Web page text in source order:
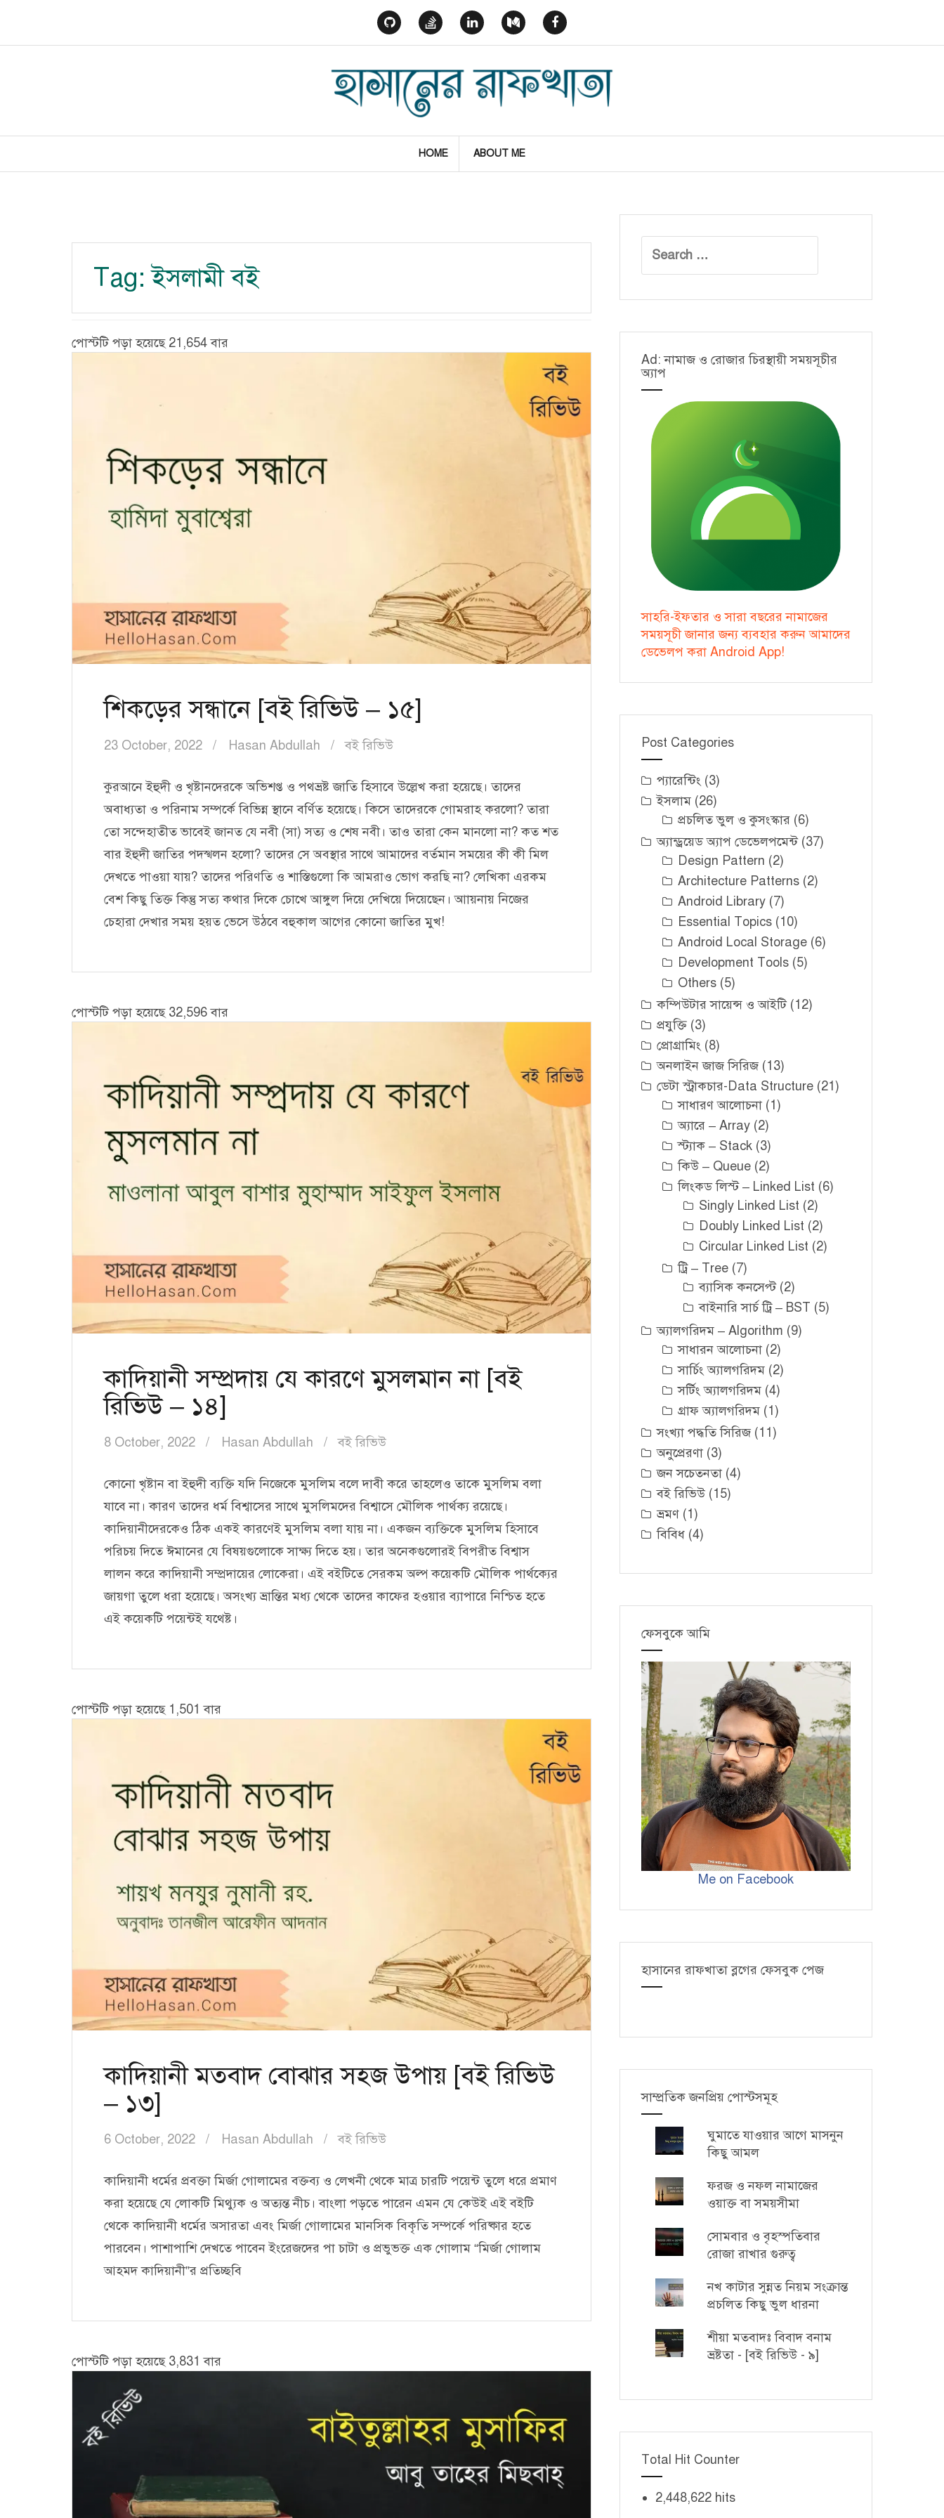
content
HOME ABOUT ME
Tag:ইসলামী বই
পোস্টটি পড়া হয়েছে 21,654 বার
শিকড়ের সন্ধানে [বই রিভিউ – ১৫]
23 October, 2022 Hasan Abdullah বই রিভিউ
কুরআনে ইহুদী ও খৃষ্টানদেরকে অভিশপ্ত ও পথভ্রষ্ট জাতি হিসাবে উল্লেখ করা হয়েছে। তাদের
অবাধ্যতা ও পরিনাম সম্পর্কে বিভিন্ন স্থানে বর্ণিত হয়েছে। কিসে তাদেরকে গোমরাহ করলো? তারা
তো সন্দেহাতীত ভাবেই জানত যে নবী (সা) সত্য ও শেষ নবী। তাও তারা কেন মানলো না? কত শত
বার ইহুদী জাতির পদস্খলন হলো? তাদের সে অবস্থার সাথে আমাদের বর্তমান সময়ের কী কী মিল
দেখতে পাওয়া যায়? তাদের পরিণতি ও শাস্তিগুলো কি আমরাও ভোগ করছি না? লেখিকা এরকম
বেশ কিছু তিক্ত কিন্তু সত্য কথার দিকে চোখে আঙ্গুল দিয়ে দেখিয়ে দিয়েছেন। আায়নায় নিজের
চেহারা দেখার সময় হয়ত ভেসে উঠবে বহুকাল আগের কোনো জাতির মুখ!
পোস্টটি পড়া হয়েছে 32,596 বার
কাদিয়ানী সম্প্রদায় যে কারণে মুসলমান না [বই
রিভিউ – ১৪]
8 October, 2022 Hasan Abdullah বই রিভিউ
কোনো খৃষ্টান বা ইহুদী ব্যক্তি যদি নিজেকে মুসলিম বলে দাবী করে তাহলেও তাকে মুসলিম বলা
যাবে না। কারণ তাদের ধর্ম বিশ্বাসের সাথে মুসলিমদের বিশ্বাসে মৌলিক পার্থক্য রয়েছে।
কাদিয়ানীদেরকেও ঠিক একই কারণেই মুসলিম বলা যায় না। একজন ব্যক্তিকে মুসলিম হিসাবে
পরিচয় দিতে ঈমানের যে বিষয়গুলোকে সাক্ষ্য দিতে হয়। তার অনেকগুলোরই বিপরীত বিশ্বাস
লালন করে কাদিয়ানী সম্প্রদায়ের লোকেরা। এই বইটিতে সেরকম অল্প কয়েকটি মৌলিক পার্থক্যের
জায়গা তুলে ধরা হয়েছে। অসংখ্য ভ্রান্তির মধ্য থেকে তাদের কাফের হওয়ার ব্যাপারে নিশ্চিত হতে
এই কয়েকটি পয়েন্টই যথেষ্ট।
পোস্টটি পড়া হয়েছে 1,501 বার
কাদিয়ানী মতবাদ বোঝার সহজ উপায় [বই রিভিউ
– ১৩]
6 October, 2022 Hasan Abdullah বই রিভিউ
কাদিয়ানী ধর্মের প্রবক্তা মির্জা গোলামের বক্তব্য ও লেখনী থেকে মাত্র চারটি পয়েন্ট তুলে ধরে প্রমাণ
করা হয়েছে যে লোকটি মিথ্যুক ও অত্যন্ত নীচ। বাংলা পড়তে পারেন এমন যে কেউই এই বইটি
থেকে কাদিয়ানী ধর্মের অসারতা এবং মির্জা গোলামের মানসিক বিকৃতি সম্পর্কে পরিষ্কার হতে
পারবেন। পাশাপাশি দেখতে পাবেন ইংরেজদের পা চাটা ও প্রভুভক্ত এক গোলাম “মির্জা গোলাম
আহমদ কাদিয়ানী”র প্রতিচ্ছবি
পোস্টটি পড়া হয়েছে 3,831 বার
for:
Ad: নামাজ ও রোজার চিরস্থায়ী সময়সূচীর
অ্যাপ
সাহরি-ইফতার ও সারা বছরের নামাজের
সময়সূচী জানার জন্য ব্যবহার করুন আমাদের
ডেভেলপ করা Android App!
Post Categories
প্যারেন্টিং (3)
ইসলাম (26)
প্রচলিত ভুল ও কুসংস্কার (6)
অ্যান্ড্রয়েড অ্যাপ ডেভেলপমেন্ট(37)
Design Pattern (2)
Architecture Patterns (2)
Android Library (7)
Essential Topics (10)
Android Local Storage (6)
Development Tools (5)
Others (5)
কম্পিউটার সায়েন্স ও আইটি(12)
প্রযুক্তি (3)
প্রোগ্রামিং (8)
অনলাইন জাজ সিরিজ (13)
ডেটা স্ট্রাকচার-Data Structure (21)
সাধারণ আলোচনা (1)
অ্যারে – Array (2)
স্ট্যাক – Stack (3)
কিউ – Queue (2)
লিংকড লিস্ট – Linked List (6)
Singly Linked List (2)
Doubly Linked List (2)
Circular Linked List (2)
ট্রি – Tree (7)
ব্যাসিক কনসেপ্ট(2)
বাইনারি সার্চ ট্রি – BST (5)
অ্যালগরিদম – Algorithm (9)
সাধারন আলোচনা (2)
সার্চিং অ্যালগরিদম (2)
সর্টিং অ্যালগরিদম (4)
গ্রাফ অ্যালগরিদম (1)
সংখ্যা পদ্ধতি সিরিজ (11)
অনুপ্রেরণা (3)
জন সচেতনতা (4)
বই রিভিউ (15)
ভ্রমণ (1)
বিবিধ (4)
ফেসবুকে আমি
Me on Facebook
হাসানের রাফখাতা ব্লগের ফেসবুক পেজ
সাম্প্রতিক জনপ্রিয় পোস্টসমূহ
ঘুমাতে যাওয়ার আগে মাসনুন
কিছু আমল
ফরজ ও নফল নামাজের
ওয়াক্ত বা সময়সীমা
সোমবার ও বৃহস্পতিবার
রোজা রাখার গুরুত্ব
নখ কাটার সুন্নত নিয়ম সংক্রান্ত
প্রচলিত কিছু ভুল ধারনা
শীয়া মতবাদঃ বিবাদ বনাম
ভ্রষ্টতা - [বই রিভিউ - ৯]
Total Hit Counter
2,448,622 hits